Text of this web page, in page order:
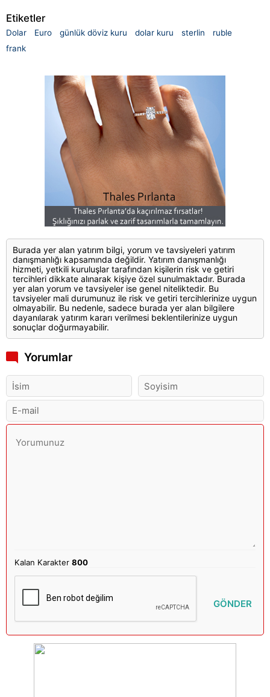
Etiketler
Dolar Euro günlük döviz kuru dolar kuru sterlin
ruble
frank
Burada yer alan yatırım bilgi, yorum ve tavsiyeleri yatırım
danışmanlığı kapsamında değildir. Yatırım danışmanlığı
hizmeti, yetkili kuruluşlar tarafından kişilerin risk ve getiri
tercihleri dikkate alınarak kişiye özel sunulmaktadır. Burada
yer alan yorum ve tavsiyeler ise genel niteliktedir. Bu
tavsiyeler mali durumunuz ile risk ve getiri tercihlerinize uygun
olmayabilir. Bu nedenle, sadece burada yer alan bilgilere
dayanılarak yatırım kararı verilmesi beklentilerinize uygun
sonuçlar doğurmayabilir.
Yorumlar
Kalan Karakter800
GÖNDER